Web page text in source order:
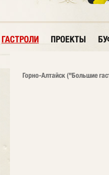
ГАСТРОЛИ ПРОЕКТЫ
Горно-Алтайск ("Большие